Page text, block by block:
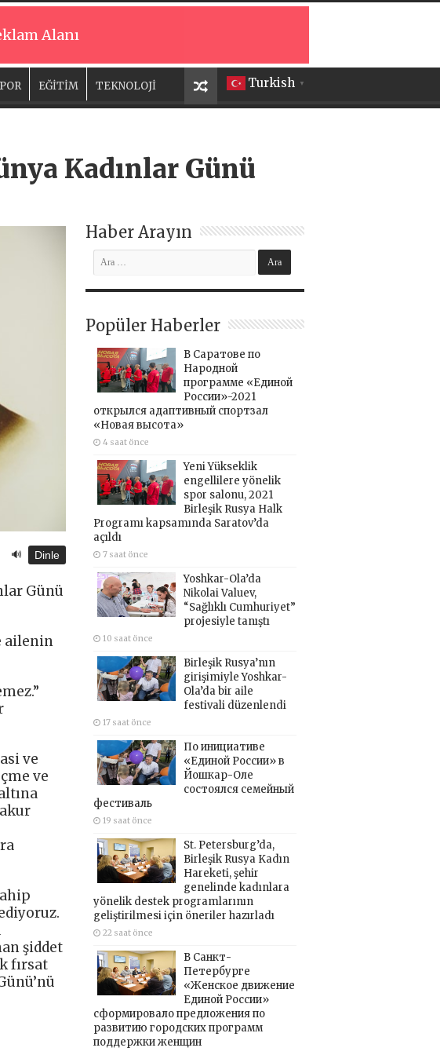
Alanı
Turkish ▼
EĞİTİM TEKNOLOJİ
Kadınlar Günü
🔊 Dinle
Günü
ailenin
ve
ve
şiddet
fırsat
Haber Arayın
Popüler Haberler
В Саратове по
Народной
программе «Единой
России»-2021
открылся адаптивный спортзал
«Новая высота»
4 saat önce
Yeni Yükseklik
engellilere yönelik
spor salonu, 2021
Birleşik Rusya Halk
Programı kapsamında Saratov’da
açıldı
7 saat önce
Yoshkar-Ola’da
Nikolai Valuev,
“Sağlıklı Cumhuriyet”
projesiyle tanıştı
10 saat önce
Birleşik Rusya’nın
girişimiyle Yoshkar-
Ola’da bir aile
festivali düzenlendi
17 saat önce
По инициативе
«Единой России» в
Йошкар-Оле
состоялся семейный
фестиваль
19 saat önce
St. Petersburg’da,
Birleşik Rusya Kadın
Hareketi, şehir
genelinde kadınlara
yönelik destek programlarının
geliştirilmesi için öneriler hazırladı
22 saat önce
В Санкт-
Петербурге
«Женское движение
Единой России»
сформировало предложения по
развитию городских программ
поддержки женщин